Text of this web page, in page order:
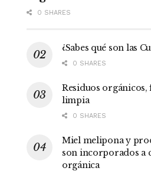
0 SHARES
¿Sabes qué son las
0 SHARES
Residuos orgánicos,
limpia
0 SHARES
Miel melipona y
son incorporados a
orgánica